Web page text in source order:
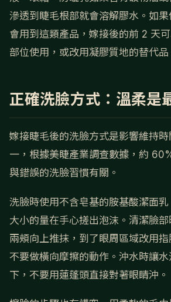
滲透到睫毛根部就會溶解膠水。如
會用到這類產品，嫁接後的前 2 天
部位使用，或改用凝膠質地的替代品
正確洗臉方式：溫柔是
嫁接睫毛後的洗臉方式是影響維持
一，根據美睫產業調查數據，約
與錯誤的洗臉習慣有關。
洗臉時使用不含皂基的胺基酸潔面
大小的量在手心搓出泡沫。清潔臉
兩頰向上推抹，到了眼周區域改用指
不要做橫向摩擦的動作。沖水時讓
下，不要用蓮蓬頭直接對著眼睛沖。